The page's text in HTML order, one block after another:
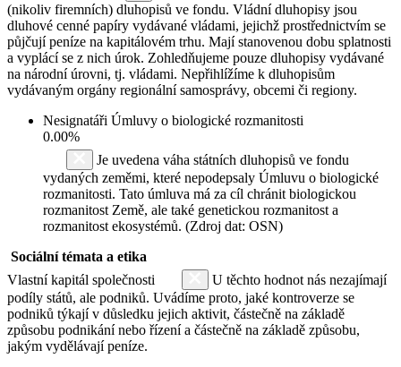
(nikoliv firemních) dluhopisů ve fondu. Vládní dluhopisy jsou
dluhové cenné papíry vydávané vládami, jejichž prostřednictvím se
půjčují peníze na kapitálovém trhu. Mají stanovenou dobu splatnosti
a vyplácí se z nich úrok. Zohledňujeme pouze dluhopisy vydávané
na národní úrovni, tj. vládami. Nepřihlížíme k dluhopisům
vydávaným orgány regionální samosprávy, obcemi či regiony.
Nesignatáři Úmluvy o biologické rozmanitosti
0.00%
Je uvedena váha státních dluhopisů ve fondu
vydaných zeměmi, které nepodepsaly Úmluvu o biologické
rozmanitosti. Tato úmluva má za cíl chránit biologickou
rozmanitost Země, ale také genetickou rozmanitost a
rozmanitost ekosystémů. (Zdroj dat: OSN)
Sociální témata a etika
Vlastní kapitál společnosti
U těchto hodnot nás nezajímají
podíly států, ale podniků. Uvádíme proto, jaké kontroverze se
podniků týkají v důsledku jejich aktivit, částečně na základě
způsobu podnikání nebo řízení a částečně na základě způsobu,
jakým vydělávají peníze.